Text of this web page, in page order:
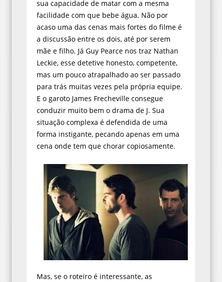
sua capacidade de matar com a mesma
facilidade com que bebe água. Não por
acaso uma das cenas mais fortes do filme é
a discussão entre os dois, até por serem
mãe e filho. Já Guy Pearce nos traz Nathan
Leckie, esse detetive honesto, competente,
mas um pouco atrapalhado ao ser passado
para trás muitas vezes pela própria equipe.
E o garoto James Frecheville consegue
conduzir muito bem o drama de J. Sua
situação complexa é defendida de uma
forma instigante, pecando apenas em uma
cena onde tem que chorar copiosamente.
Mas, se o roteiro é interessante, as